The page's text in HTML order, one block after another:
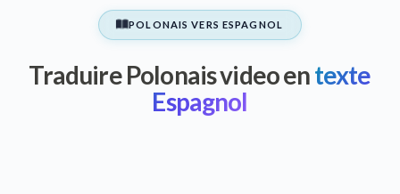
POLONAIS VERS ESPAGNOL
Traduire Polonais video entexte
Espagnol